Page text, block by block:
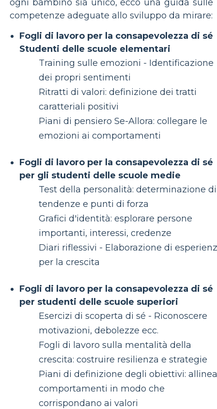
ogni bambino sia unico, ecco una guida sulle
competenze adeguate allo sviluppo da mirare:
Fogli di lavoro per la consapevolezza di sé
Studenti delle scuole elementari
Training sulle emozioni - Identificazione
dei propri sentimenti
Ritratti di valori: definizione dei tratti
caratteriali positivi
Piani di pensiero Se-Allora: collegare le
emozioni ai comportamenti
Fogli di lavoro per la consapevolezza di sé
per gli studenti delle scuole medie
Test della personalità: determinazione di
tendenze e punti di forza
Grafici d'identità: esplorare persone
importanti, interessi, credenze
Diari riflessivi - Elaborazione di
per la crescita
Fogli di lavoro per la consapevolezza di sé
per studenti delle scuole superiori
Esercizi di scoperta di sé - Riconoscere
motivazioni, debolezze ecc.
Fogli di lavoro sulla mentalità della
crescita: costruire resilienza e strategie
Piani di definizione degli obiettivi:
comportamenti in modo che
corrispondano ai valori